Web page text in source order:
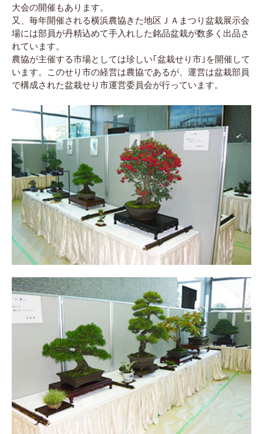
大会の開催もあります。
又、毎年開催される横浜農協きた地区ＪＡまつり盆栽展示会
場には部員が丹精込めて手入れした銘品盆栽が数多く出品さ
れています。
農協が主催する市場としては珍しい｢盆栽せり市｣を開催して
います。このせり市の経営は農協であるが、運営は盆栽部員
で構成された盆栽せり市運営委員会が行っています。